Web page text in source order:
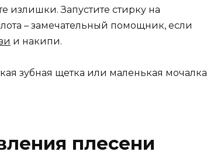
излишки. Запустите стирку на
– замечательный помощник, если
и накипи.
зубная щетка или маленькая мочалка
плесени